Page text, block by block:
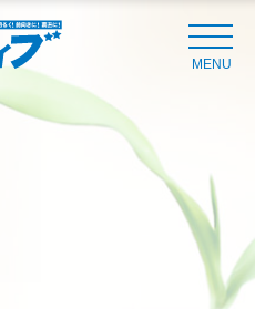
MENU